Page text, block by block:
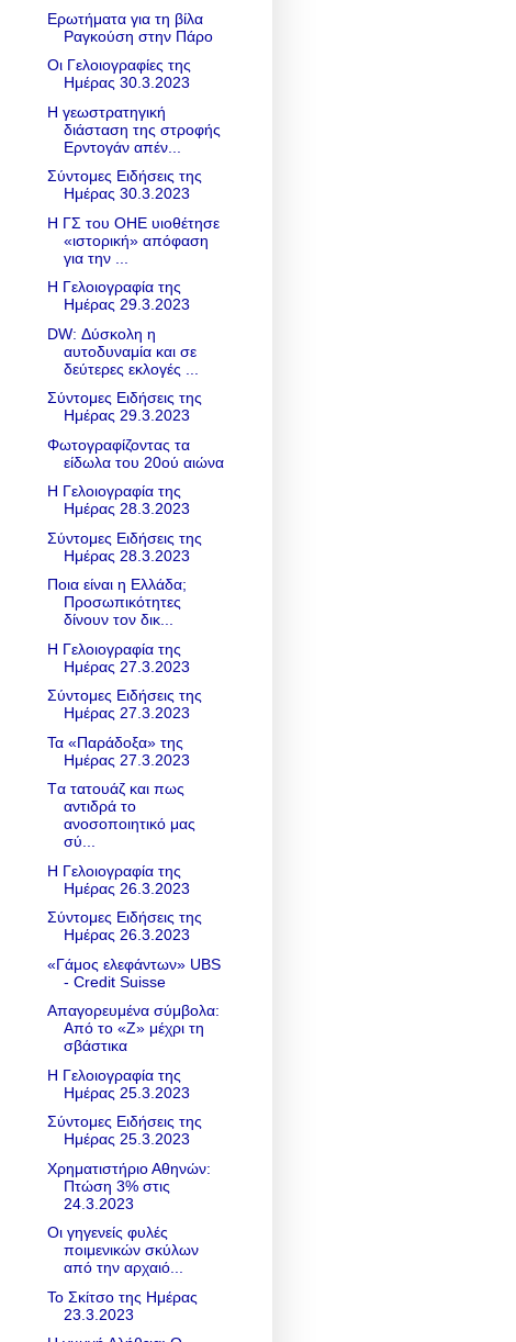
Ερωτήματα για τη βίλα
Ραγκούση στην Πάρο
Οι Γελοιογραφίες της
Ημέρας 30.3.2023
Η γεωστρατηγική
διάσταση της στροφής
Ερντογάν απέν...
Σύντομες Ειδήσεις της
Ημέρας 30.3.2023
Η ΓΣ του ΟΗΕ υιοθέτησε
«ιστορική» απόφαση
για την ...
Η Γελοιογραφία της
Ημέρας 29.3.2023
DW: Δύσκολη η
αυτοδυναμία και σε
δεύτερες εκλογές ...
Σύντομες Ειδήσεις της
Ημέρας 29.3.2023
Φωτογραφίζοντας τα
είδωλα του 20ού αιώνα
Η Γελοιογραφία της
Ημέρας 28.3.2023
Σύντομες Ειδήσεις της
Ημέρας 28.3.2023
Ποια είναι η Ελλάδα;
Προσωπικότητες
δίνουν τον δικ...
Η Γελοιογραφία της
Ημέρας 27.3.2023
Σύντομες Ειδήσεις της
Ημέρας 27.3.2023
Τα «Παράδοξα» της
Ημέρας 27.3.2023
Tα τατουάζ και πως
αντιδρά το
ανοσοποιητικό μας
σύ...
Η Γελοιογραφία της
Ημέρας 26.3.2023
Σύντομες Ειδήσεις της
Ημέρας 26.3.2023
«Γάμος ελεφάντων» UBS
- Credit Suisse
Απαγορευμένα σύμβολα:
Από το «Z» μέχρι τη
σβάστικα
Η Γελοιογραφία της
Ημέρας 25.3.2023
Σύντομες Ειδήσεις της
Ημέρας 25.3.2023
Χρηματιστήριο Αθηνών:
Πτώση 3% στις
24.3.2023
Οι γηγενείς φυλές
ποιμενικών σκύλων
από την αρχαιό...
Το Σκίτσο της Ημέρας
23.3.2023